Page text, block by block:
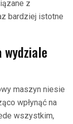
z
bardziej istotne
wydziale
maszyn niesie
wpłynąć na
wszystkim,